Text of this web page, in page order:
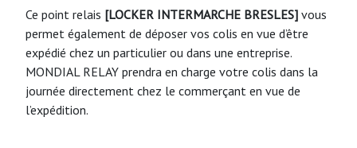
Ce point relais [LOCKER INTERMARCHE BRESLES] vous
permet également de déposer vos colis en vue d’être
expédié chez un particulier ou dans une entreprise.
MONDIAL RELAY prendra en charge votre colis dans la
journée directement chez le commerçant en vue de
l’expédition.